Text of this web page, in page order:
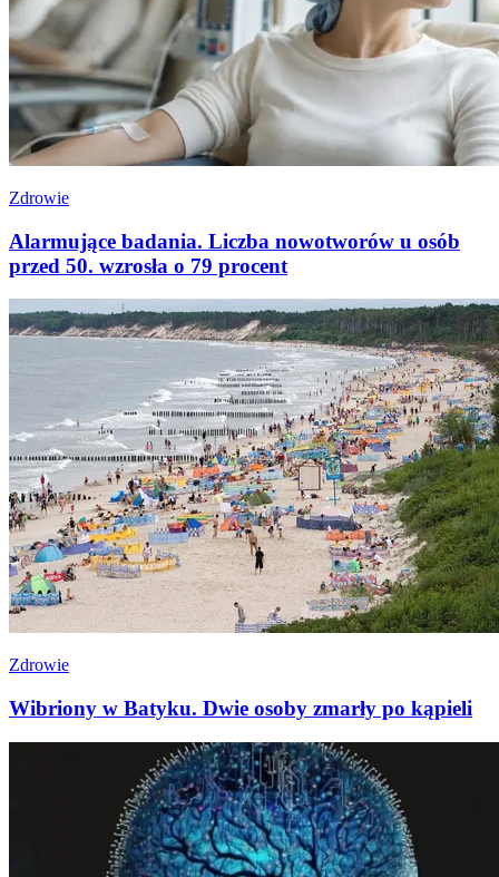
Zdrowie
Alarmujące badania. Liczba nowotworów u osób
przed 50. wzrosła o 79 procent
Zdrowie
Wibriony w Batyku. Dwie osoby zmarły po kąpieli